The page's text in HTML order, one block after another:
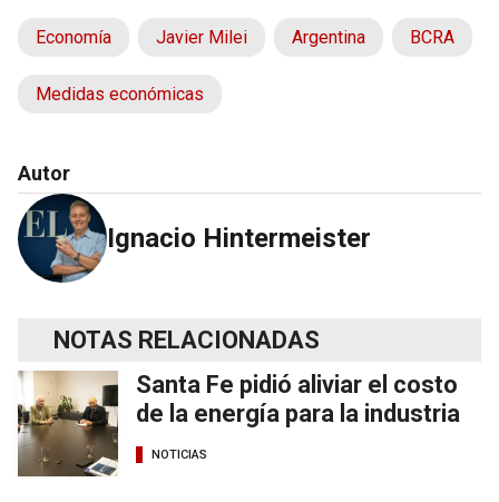
Economía Javier Milei Argentina BCRA
Medidas económicas
Autor
Ignacio Hintermeister
NOTAS RELACIONADAS
Santa Fe pidió aliviar el costo
de la energía para la industria
NOTICIAS